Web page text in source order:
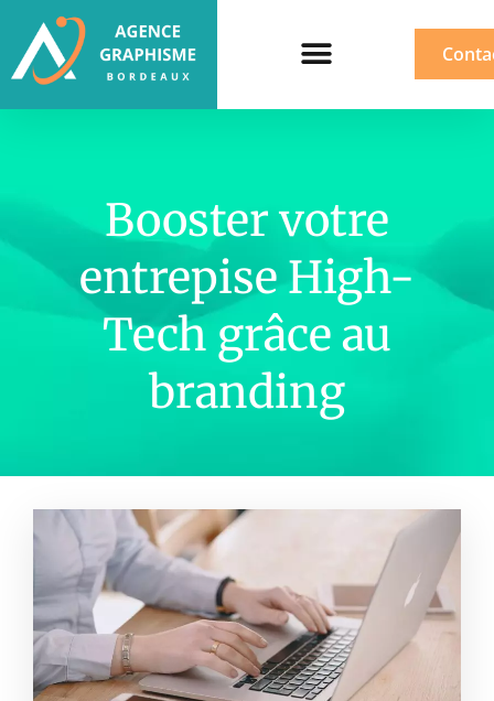
Booster votre
entrepise High-
Tech grâce au
branding